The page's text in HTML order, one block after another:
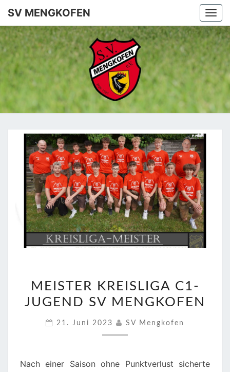
SV MENGKOFEN
SV
KREISLIGA
C1-
MEISTER KREISLIGA C1-
JUGEND SV MENGKOFEN
21. Juni 2023 SV Mengkofen
Nach einer Saison ohne Punktverlust sicherte